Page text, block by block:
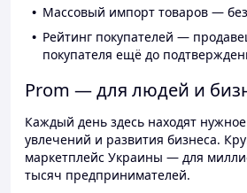
Массовый импорт товаров —
Рейтинг покупателей —
покупателя ещё до
Prom — для людей и
Каждый день здесь находят
увлечений и развития бизнеса.
маркетплейс Украины — для
тысяч предпринимателей.